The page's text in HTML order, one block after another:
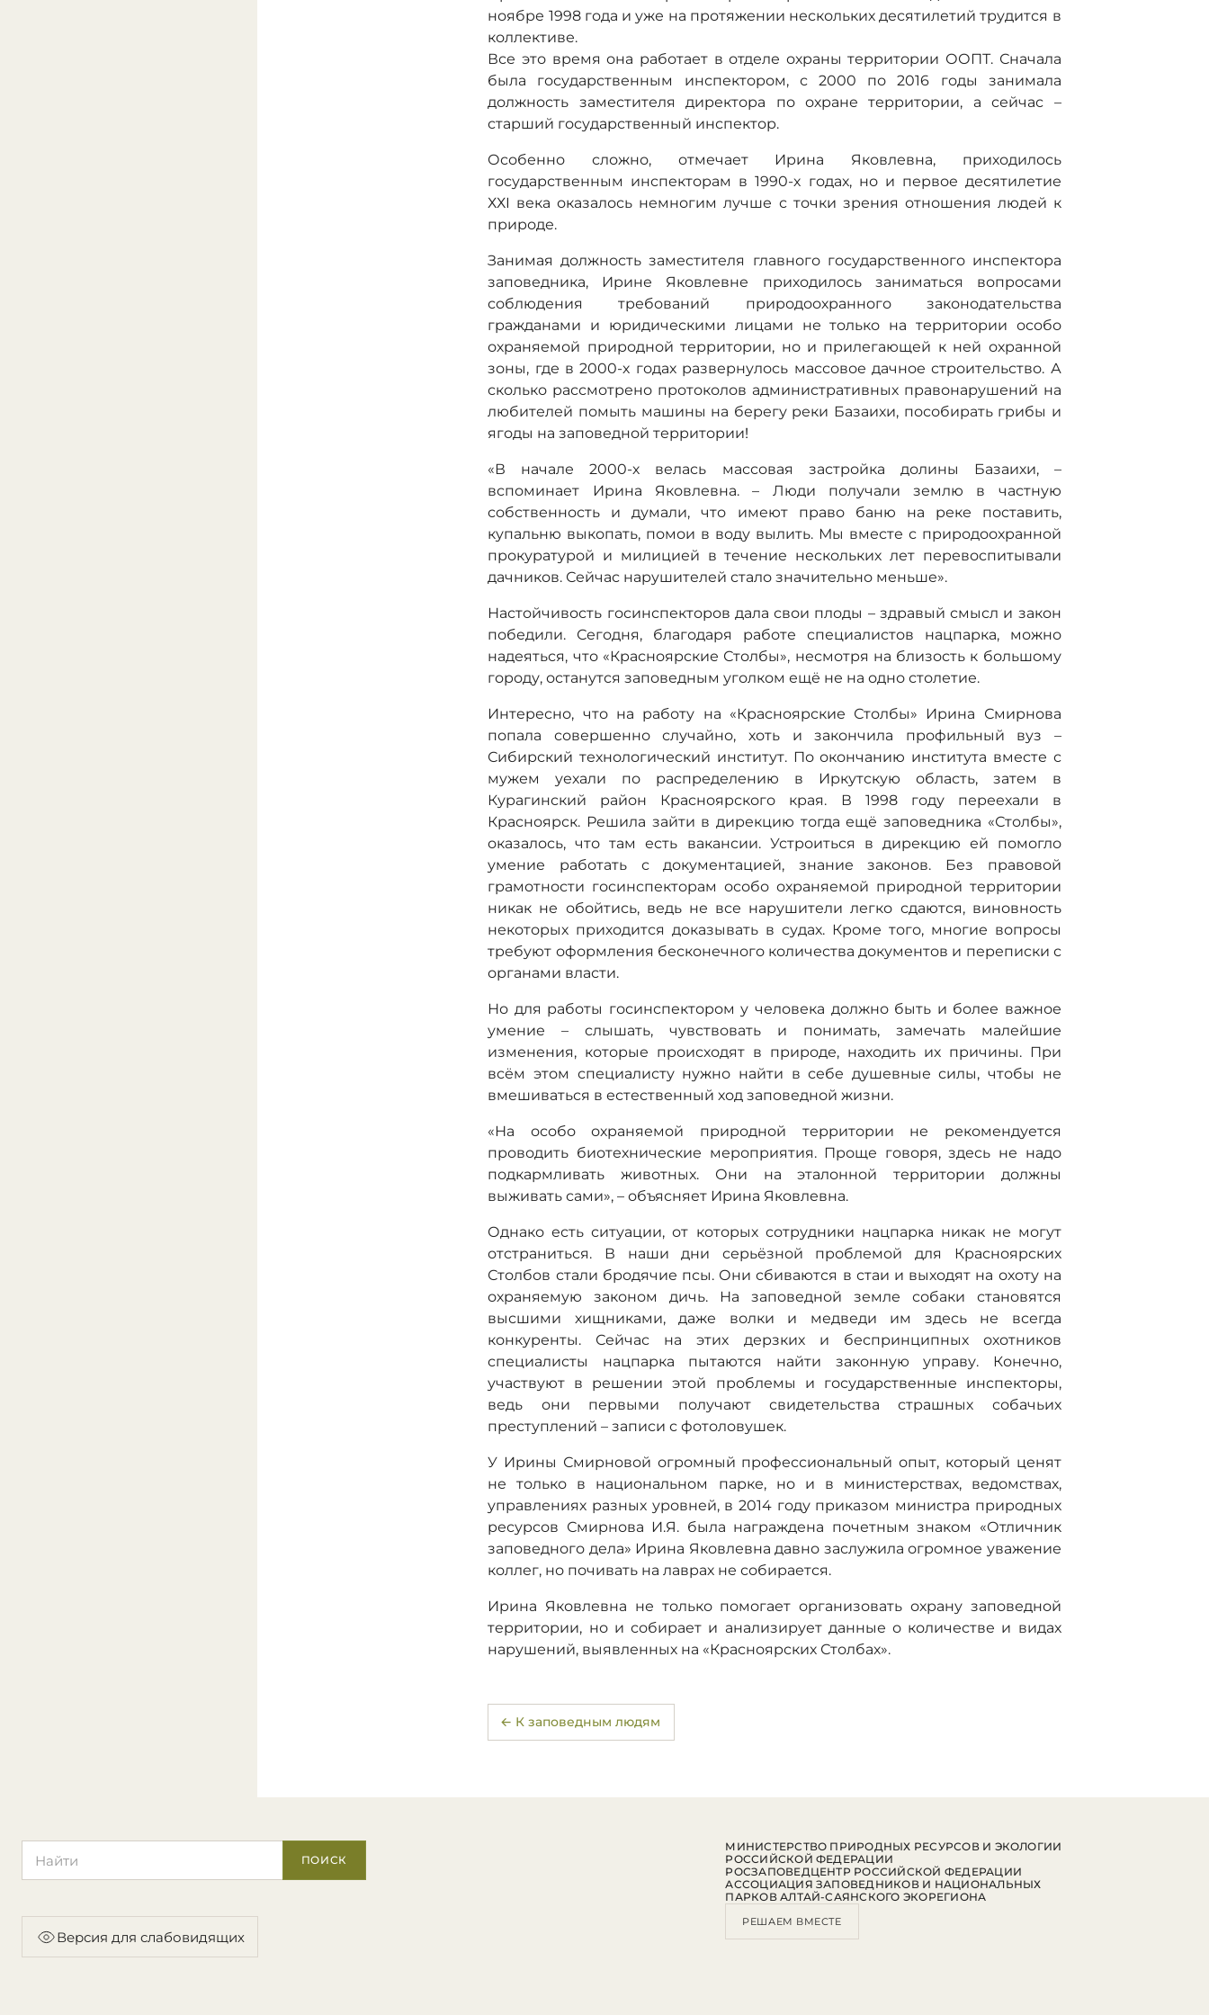
ноябре 1998 года и уже на протяжении нескольких десятилетий трудится в
коллективе.
Все это время она работает в отделе охраны территории ООПТ. Сначала
была государственным инспектором, с 2000 по 2016 годы занимала
должность заместителя директора по охране территории, а сейчас –
старший государственный инспектор.
Особенно сложно, отмечает Ирина Яковлевна, приходилось
государственным инспекторам в 1990-х годах, но и первое десятилетие
ХХI века оказалось немногим лучше с точки зрения отношения людей к
природе.
Занимая должность заместителя главного государственного инспектора
заповедника, Ирине Яковлевне приходилось заниматься вопросами
соблюдения требований природоохранного законодательства
гражданами и юридическими лицами не только на территории особо
охраняемой природной территории, но и прилегающей к ней охранной
зоны, где в 2000-х годах развернулось массовое дачное строительство. А
сколько рассмотрено протоколов административных правонарушений на
любителей помыть машины на берегу реки Базаихи, пособирать грибы и
ягоды на заповедной территории!
«В начале 2000-х велась массовая застройка долины Базаихи, –
вспоминает Ирина Яковлевна. – Люди получали землю в частную
собственность и думали, что имеют право баню на реке поставить,
купальню выкопать, помои в воду вылить. Мы вместе с природоохранной
прокуратурой и милицией в течение нескольких лет перевоспитывали
дачников. Сейчас нарушителей стало значительно меньше».
Настойчивость госинспекторов дала свои плоды – здравый смысл и закон
победили. Сегодня, благодаря работе специалистов нацпарка, можно
надеяться, что «Красноярские Столбы», несмотря на близость к большому
городу, останутся заповедным уголком ещё не на одно столетие.
Интересно, что на работу на «Красноярские Столбы» Ирина Смирнова
попала совершенно случайно, хоть и закончила профильный вуз –
Сибирский технологический институт. По окончанию института вместе с
мужем уехали по распределению в Иркутскую область, затем в
Курагинский район Красноярского края. В 1998 году переехали в
Красноярск. Решила зайти в дирекцию тогда ещё заповедника «Столбы»,
оказалось, что там есть вакансии. Устроиться в дирекцию ей помогло
умение работать с документацией, знание законов. Без правовой
грамотности госинспекторам особо охраняемой природной территории
никак не обойтись, ведь не все нарушители легко сдаются, виновность
некоторых приходится доказывать в судах. Кроме того, многие вопросы
требуют оформления бесконечного количества документов и переписки с
органами власти.
Но для работы госинспектором у человека должно быть и более важное
умение – слышать, чувствовать и понимать, замечать малейшие
изменения, которые происходят в природе, находить их причины. При
всём этом специалисту нужно найти в себе душевные силы, чтобы не
вмешиваться в естественный ход заповедной жизни.
«На особо охраняемой природной территории не рекомендуется
проводить биотехнические мероприятия. Проще говоря, здесь не надо
подкармливать животных. Они на эталонной территории должны
выживать сами», – объясняет Ирина Яковлевна.
Однако есть ситуации, от которых сотрудники нацпарка никак не могут
отстраниться. В наши дни серьёзной проблемой для Красноярских
Столбов стали бродячие псы. Они сбиваются в стаи и выходят на охоту на
охраняемую законом дичь. На заповедной земле собаки становятся
высшими хищниками, даже волки и медведи им здесь не всегда
конкуренты. Сейчас на этих дерзких и беспринципных охотников
специалисты нацпарка пытаются найти законную управу. Конечно,
участвуют в решении этой проблемы и государственные инспекторы,
ведь они первыми получают свидетельства страшных собачьих
преступлений – записи с фотоловушек.
У Ирины Смирновой огромный профессиональный опыт, который ценят
не только в национальном парке, но и в министерствах, ведомствах,
управлениях разных уровней, в 2014 году приказом министра природных
ресурсов Смирнова И.Я. была награждена почетным знаком «Отличник
заповедного дела» Ирина Яковлевна давно заслужила огромное уважение
коллег, но почивать на лаврах не собирается.
Ирина Яковлевна не только помогает организовать охрану заповедной
территории, но и собирает и анализирует данные о количестве и видах
нарушений, выявленных на «Красноярских Столбах».
← К заповедным людям
ПОИСК
Версия для слабовидящих
МИНИСТЕРСТВО ПРИРОДНЫХ РЕСУРСОВ И ЭКОЛОГИИ
РОССИЙСКОЙ ФЕДЕРАЦИИ
РОСЗАПОВЕДЦЕНТР РОССИЙСКОЙ ФЕДЕРАЦИИ
АССОЦИАЦИЯ ЗАПОВЕДНИКОВ И НАЦИОНАЛЬНЫХ
ПАРКОВ АЛТАЙ-САЯНСКОГО ЭКОРЕГИОНА
РЕШАЕМ ВМЕСТЕ